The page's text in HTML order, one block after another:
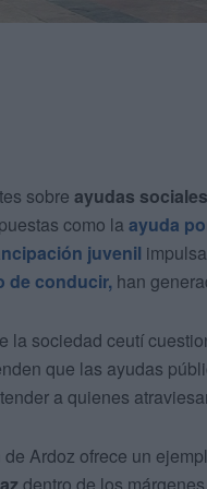
sobre ayudas
como la ayuda
juvenil
de conducir, han
la sociedad ceutí
que las ayudas
a quienes
Ardoz ofrece un